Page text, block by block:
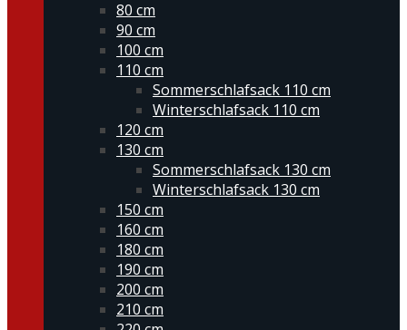
80 cm
90 cm
100 cm
110 cm
Sommerschlafsack 110 cm
Winterschlafsack 110 cm
120 cm
130 cm
Sommerschlafsack 130 cm
Winterschlafsack 130 cm
150 cm
160 cm
180 cm
190 cm
200 cm
210 cm